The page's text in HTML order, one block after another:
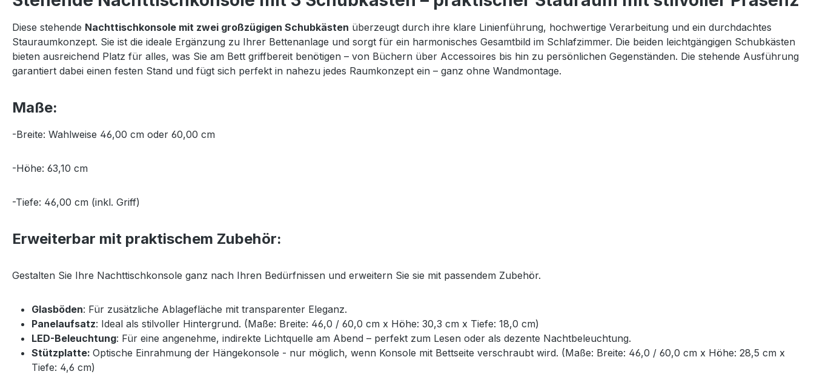
Diese stehende Nachttischkonsole mit zwei großzügigen Schubkästen überzeugt durch ihre klare Linienführung, hochwertige Verarbeitung und ein durchdachtes
Stauraumkonzept. Sie ist die ideale Ergänzung zu Ihrer Bettenanlage und sorgt für ein harmonisches Gesamtbild im Schlafzimmer. Die beiden leichtgängigen Schubkästen
bieten ausreichend Platz für alles, was Sie am Bett griffbereit benötigen – von Büchern über Accessoires bis hin zu persönlichen Gegenständen. Die stehende Ausführung
garantiert dabei einen festen Stand und fügt sich perfekt in nahezu jedes Raumkonzept ein – ganz ohne Wandmontage.
Maße:
-Breite: Wahlweise 46,00 cm oder 60,00 cm
-Höhe: 63,10 cm
-Tiefe: 46,00 cm (inkl. Griff)
Erweiterbar mit praktischem Zubehör:
Gestalten Sie Ihre Nachttischkonsole ganz nach Ihren Bedürfnissen und erweitern Sie sie mit passendem Zubehör.
Glasböden: Für zusätzliche Ablagefläche mit transparenter Eleganz.
Panelaufsatz: Ideal als stilvoller Hintergrund. (Maße: Breite: 46,0 / 60,0 cm x Höhe: 30,3 cm x Tiefe: 18,0 cm)
LED-Beleuchtung: Für eine angenehme, indirekte Lichtquelle am Abend – perfekt zum Lesen oder als dezente Nachtbeleuchtung.
Stützplatte: Optische Einrahmung der Hängekonsole - nur möglich, wenn Konsole mit Bettseite verschraubt wird. (Maße: Breite: 46,0 / 60,0 cm x Höhe: 28,5 cm x
Tiefe: 4,6 cm)